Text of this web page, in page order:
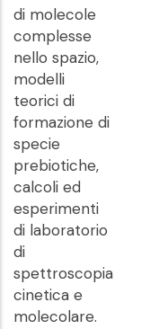
di molecole
complesse
nello spazio,
modelli
teorici di
formazione di
specie
prebiotiche,
calcoli ed
esperimenti
di laboratorio
di
spettroscopia
cinetica e
molecolare.